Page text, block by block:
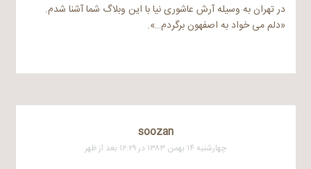
در تهران به وسیله آرش عاشوری نیا با این وبلاگ شما آشنا شدم.
«دلم می خواد به اصفهون برگردم…».
soozan
چهارشنبه ۱۴ بهمن ۱۳۸۳ در ۱۲:۲۹ بعد از ظهر